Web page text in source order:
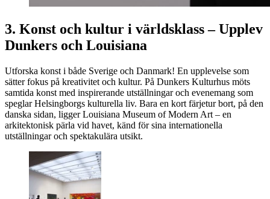
3. Konst och kultur i världsklass – Upplev
Dunkers och Louisiana
Utforska konst i både Sverige och Danmark! En upplevelse som
sätter fokus på kreativitet och kultur. På Dunkers Kulturhus möts
samtida konst med inspirerande utställningar och evenemang som
speglar Helsingborgs kulturella liv. Bara en kort färjetur bort, på den
danska sidan, ligger Louisiana Museum of Modern Art – en
arkitektonisk pärla vid havet, känd för sina internationella
utställningar och spektakulära utsikt.